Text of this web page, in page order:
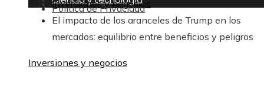
Política de Privacidad
Inversiones y negocios
El impacto de los aranceles de Trump en los
mercados: equilibrio entre beneficios y peligros
Inversiones y negocios